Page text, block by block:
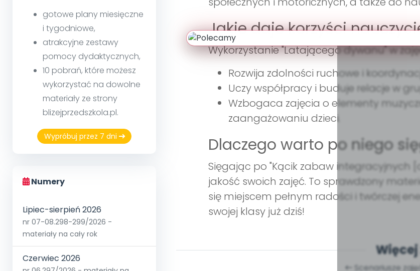
gotowe plany miesięczne
i tygodniowe,
atrakcyjne zestawy
pomocy dydaktycznych,
10 pobrań, które możesz
wykorzystać na dowolne
materiały ze strony
blizejprzedszkola.pl.
Wypróbuj przez 7 dni
Numery
Lipiec-sierpień 2026
nr 07-08.298-299/2026 -
materiały na cały rok
Czerwiec 2026
Jakie daje korzyści
Wykorzystanie "Latającego dywanu" w
Rozwija zdolności ruchowe i
Uczy współpracy i buduje relacje w
Wzbogaca zajęcia o elementy
zaangażowaniu dzieci.
Dlaczego warto po niego
Sięgając po "Kącik zabaw integracyjnych
jakość swoich zajęć. To sprawdzony
się miejscem pełnym radości i twórczej
swojej klasy już dziś!
Więcej
Scenariusze